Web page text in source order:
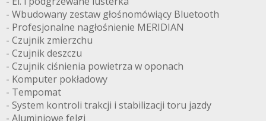
- Wbudowany zestaw głośnomówiący Bluetooth
- Profesjonalne nagłośnienie MERIDIAN
- Czujnik zmierzchu
- Czujnik deszczu
- Czujnik ciśnienia powietrza w oponach
- Komputer pokładowy
- Tempomat
- System kontroli trakcji i stabilizacji toru jazdy
- Aluminiowe felgi